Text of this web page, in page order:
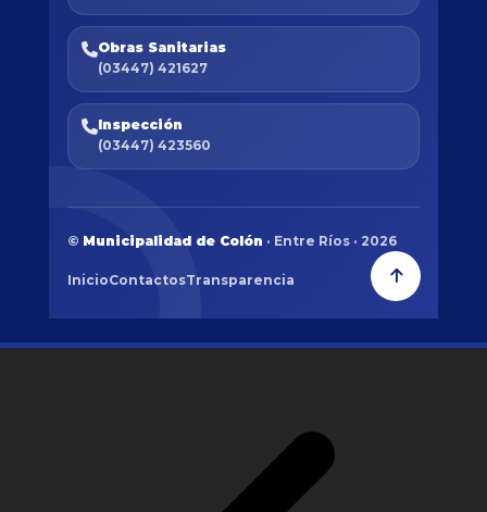
Obras Sanitarias
(03447) 421627
Inspección
(03447) 423560
© Municipalidad de Colón · Entre Ríos · 2026
InicioContactosTransparencia